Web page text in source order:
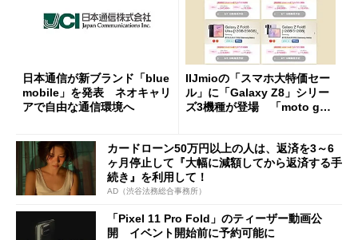
日本通信が新ブランド「blue
mobile」を発表 ネオキャリ
アで自由な通信環境へ
IIJmioの「スマホ大特価セー
ル」に「Galaxy Z8」シリー
ズ3機種が登場 「moto g37
カードローン50万円以上の人は、返済を3～6
ヶ月停止して『大幅に減額してから返済する手
続き』を利用して！
AD（渋谷法務総合事務所）
「Pixel 11 Pro Fold」のティーザー動画公
開 イベント開始前に予約可能に